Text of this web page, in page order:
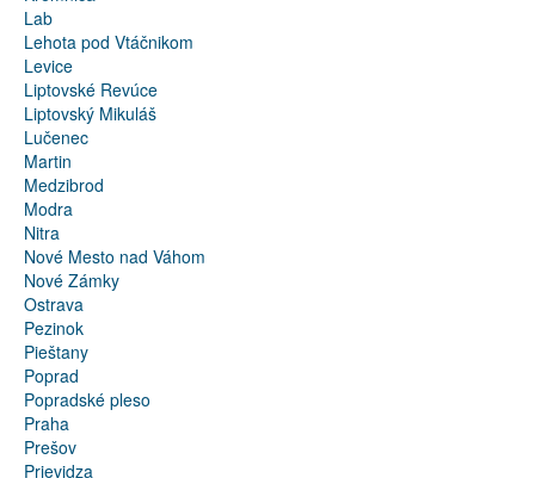
Lab
Lehota pod Vtáčnikom
Levice
Liptovské Revúce
Liptovský Mikuláš
Lučenec
Martin
Medzibrod
Modra
Nitra
Nové Mesto nad Váhom
Nové Zámky
Ostrava
Pezinok
Pieštany
Poprad
Popradské pleso
Praha
Prešov
Prievidza